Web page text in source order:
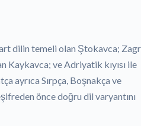
dilin temeli olan Ştokavca;
Kaykavca; ve Adriyatik kıyısı ile
ayrıca Sırpça, Boşnakça ve
önce doğru dil varyantını